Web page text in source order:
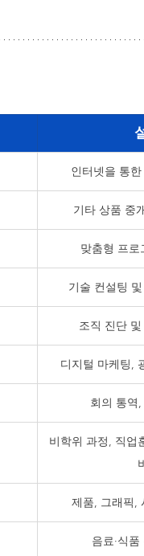
인터넷을 통
기타 상품 중
맞춤형 프
기술 컨설팅
조직 진단
디지털 마케팅,
회의 통역
비학위 과정, 직업
제품, 그래픽,
음료·식